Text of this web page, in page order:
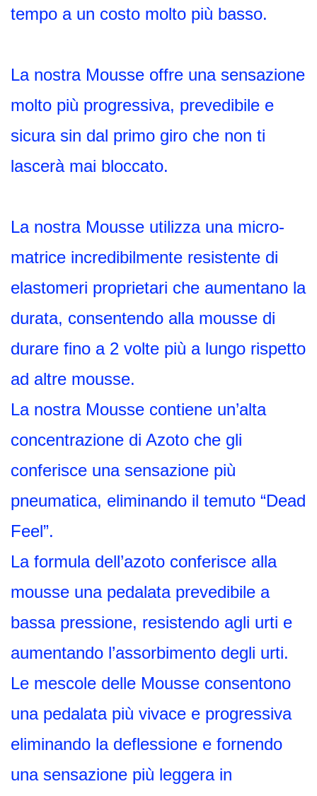
tempo a un costo molto più basso.
La nostra Mousse offre una sensazione
molto più progressiva, prevedibile e
sicura sin dal primo giro che non ti
lascerà mai bloccato.
La nostra Mousse utilizza una micro-
matrice incredibilmente resistente di
elastomeri proprietari che aumentano la
durata, consentendo alla mousse di
durare fino a 2 volte più a lungo rispetto
ad altre mousse.
La nostra Mousse contiene un’alta
concentrazione di Azoto che gli
conferisce una sensazione più
pneumatica, eliminando il temuto “Dead
Feel”.
La formula dell’azoto conferisce alla
mousse una pedalata prevedibile a
bassa pressione, resistendo agli urti e
aumentando l’assorbimento degli urti.
Le mescole delle Mousse consentono
una pedalata più vivace e progressiva
eliminando la deflessione e fornendo
una sensazione più leggera in